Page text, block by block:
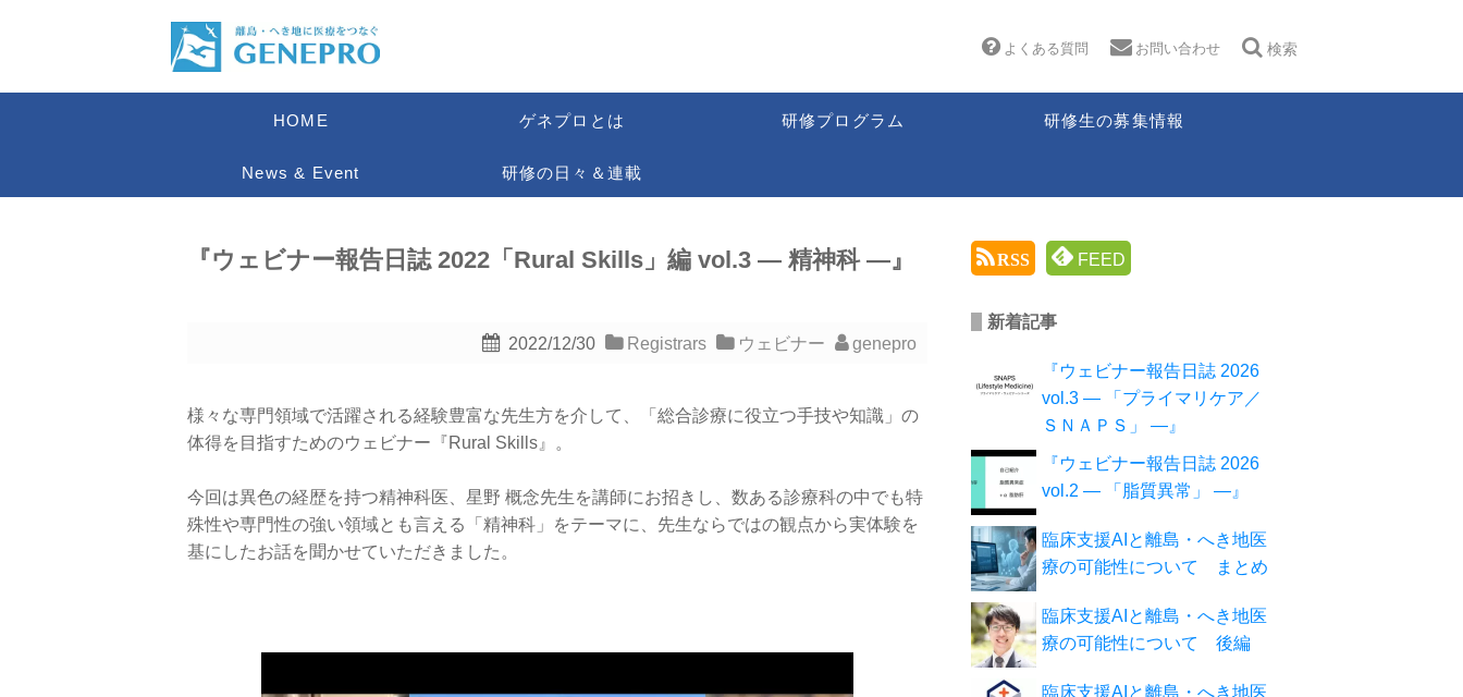
よくある質問 お問い合わせ 検索
HOME ゲネプロとは 研修プログラム 研修生の募集情報
News & Event 研修の日々＆連載
『ウェビナー報告日誌 2022「Rural Skills」編 vol.3 ― 精神科 ―』
2022/12/30 Registrars ウェビナー genepro
様々な専門領域で活躍される経験豊富な先生方を介して、「総合診療に役立つ手技や知識」の
体得を目指すためのウェビナー『Rural Skills』。
今回は異色の経歴を持つ精神科医、星野 概念先生を講師にお招きし、数ある診療科の中でも特
殊性や専門性の強い領域とも言える「精神科」をテーマに、先生ならではの観点から実体験を
基にしたお話を聞かせていただきました。
RSS FEED
新着記事
『ウェビナー報告日誌 2026
vol.3 ― 「プライマリケア／
ＳＮＡＰＳ」 ―』
『ウェビナー報告日誌 2026
vol.2 ― 「脂質異常」 ―』
臨床支援AIと離島・へき地医
療の可能性について まとめ
臨床支援AIと離島・へき地医
療の可能性について 後編
臨床支援AIと離島・へき地医